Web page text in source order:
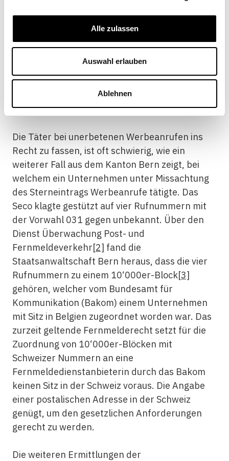
Alle zulassen
Auswahl erlauben
Ablehnen
Internationale Verstrickungen bei
unerbetenen Werbeanrufen
Die Täter bei unerbetenen Werbeanrufen ins
Recht zu fassen, ist oft schwierig, wie ein
weiterer Fall aus dem Kanton Bern zeigt, bei
welchem ein Unternehmen unter Missachtung
des Sterneintrags Werbeanrufe tätigte. Das
Seco klagte gestützt auf vier Rufnummern mit
der Vorwahl 031 gegen unbekannt. Über den
Dienst Überwachung Post- und
Fernmeldeverkehr[2] fand die
Staatsanwaltschaft Bern heraus, dass die vier
Rufnummern zu einem 10‘000er-Block[3]
gehören, welcher vom Bundesamt für
Kommunikation (Bakom) einem Unternehmen
mit Sitz in Belgien zugeordnet worden war. Das
zurzeit geltende Fernmelderecht setzt für die
Zuordnung von 10‘000er-Blöcken mit
Schweizer Nummern an eine
Fernmeldedienstanbieterin durch das Bakom
keinen Sitz in der Schweiz voraus. Die Angabe
einer postalischen Adresse in der Schweiz
genügt, um den gesetzlichen Anforderungen
gerecht zu werden.
Die weiteren Ermittlungen der